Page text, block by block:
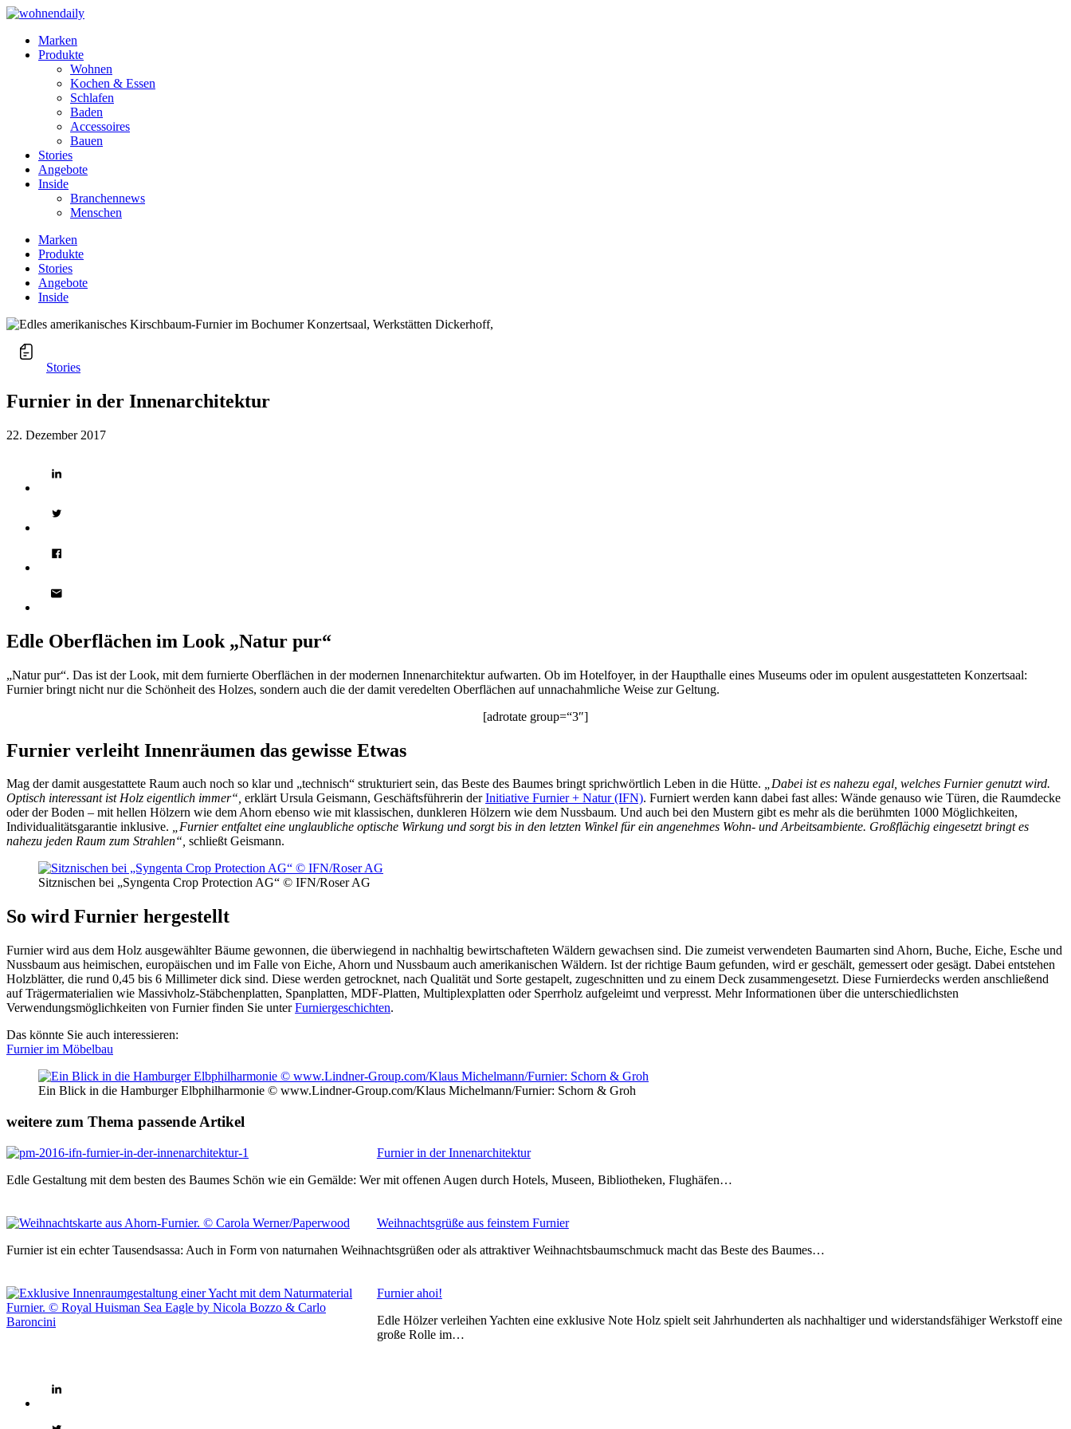
Marken
Produkte
Wohnen
Kochen & Essen
Schlafen
Baden
Accessoires
Bauen
Stories
Angebote
Inside
Branchennews
Menschen
Marken
Produkte
Stories
Angebote
Inside
Stories
Furnier in der Innenarchitektur
22. Dezember 2017
Edle Oberflächen im Look „Natur pur“
„Natur pur“. Das ist der Look, mit dem furnierte Oberflächen in der modernen Innenarchitektur aufwarten. Ob im Hotelfoyer, in der Haupthalle eines Museums oder im opulent ausgestatteten Konzertsaal:
Furnier bringt nicht nur die Schönheit des Holzes, sondern auch die der damit veredelten Oberflächen auf unnachahmliche Weise zur Geltung.
[adrotate group=“3″]
Furnier verleiht Innenräumen das gewisse Etwas
Mag der damit ausgestattete Raum auch noch so klar und „technisch“ strukturiert sein, das Beste des Baumes bringt sprichwörtlich Leben in die Hütte. „Dabei ist es nahezu egal, welches Furnier genutzt wird.
Optisch interessant ist Holz eigentlich immer“, erklärt Ursula Geismann, Geschäftsführerin derInitiative Furnier + Natur (IFN). Furniert werden kann dabei fast alles: Wände genauso wie Türen, die Raumdecke
oder der Boden – mit hellen Hölzern wie dem Ahorn ebenso wie mit klassischen, dunkleren Hölzern wie dem Nussbaum. Und auch bei den Mustern gibt es mehr als die berühmten 1000 Möglichkeiten,
Individualitätsgarantie inklusive. „Furnier entfaltet eine unglaubliche optische Wirkung und sorgt bis in den letzten Winkel für ein angenehmes Wohn- und Arbeitsambiente. Großflächig eingesetzt bringt es
nahezu jeden Raum zum Strahlen“, schließt Geismann.
Sitznischen bei „Syngenta Crop Protection AG“ © IFN/Roser AG
So wird Furnier hergestellt
Furnier wird aus dem Holz ausgewählter Bäume gewonnen, die überwiegend in nachhaltig bewirtschafteten Wäldern gewachsen sind. Die zumeist verwendeten Baumarten sind Ahorn, Buche, Eiche, Esche und
Nussbaum aus heimischen, europäischen und im Falle von Eiche, Ahorn und Nussbaum auch amerikanischen Wäldern. Ist der richtige Baum gefunden, wird er geschält, gemessert oder gesägt. Dabei entstehen
Holzblätter, die rund 0,45 bis 6 Millimeter dick sind. Diese werden getrocknet, nach Qualität und Sorte gestapelt, zugeschnitten und zu einem Deck zusammengesetzt. Diese Furnierdecks werden anschließend
auf Trägermaterialien wie Massivholz-Stäbchenplatten, Spanplatten, MDF-Platten, Multiplexplatten oder Sperrholz aufgeleimt und verpresst. Mehr Informationen über die unterschiedlichsten
Verwendungsmöglichkeiten von Furnier finden Sie unterFurniergeschichten.
Das könnte Sie auch interessieren:
Furnier im Möbelbau
Ein Blick in die Hamburger Elbphilharmonie © www.Lindner-Group.com/Klaus Michelmann/Furnier: Schorn & Groh
weitere zum Thema passende Artikel
Furnier in der Innenarchitektur
Edle Gestaltung mit dem besten des Baumes Schön wie ein Gemälde: Wer mit offenen Augen durch Hotels, Museen, Bibliotheken, Flughäfen…
Weihnachtsgrüße aus feinstem Furnier
Furnier ist ein echter Tausendsassa: Auch in Form von naturnahen Weihnachtsgrüßen oder als attraktiver Weihnachtsbaumschmuck macht das Beste des Baumes…
Furnier ahoi!
Edle Hölzer verleihen Yachten eine exklusive Note Holz spielt seit Jahrhunderten als nachhaltiger und widerstandsfähiger Werkstoff eine
große Rolle im…